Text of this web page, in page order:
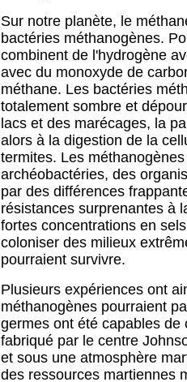
Sur notre planète, le
bactéries méthanogènes.
combinent de l'hydrogène
avec du monoxyde de
méthane. Les bactéries
totalement sombre et
lacs et des marécages, la
alors à la digestion de la
termites. Les
archéobactéries, des
par des différences
résistances surprenantes à
fortes concentrations en
coloniser des milieux
pourraient survivre.
Plusieurs expériences ont
méthanogènes pourraient
germes ont été capables
fabriqué par le centre
et sous une atmosphère
des ressources martiennes